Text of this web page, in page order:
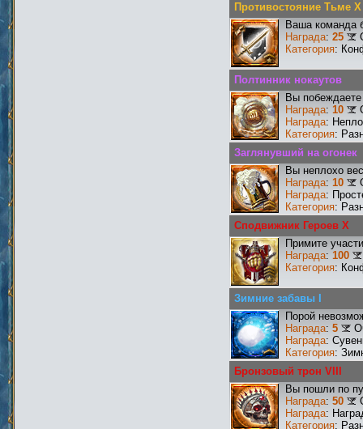
Противостояние Тьме X
Ваша команда
Награда: 25
Категория:
Полтинник нокаутов
Вы
Награда: 10
Награда:
Категория:
Заглянувший на огонек
Вы неплохо
Награда: 10
Награда:
Категория:
Сподвижник Героев X
Примите
Награда: 100
Категория:
Зимние забавы I
Порой
Награда: 5
Награда:
Категория:
Бронзовый трон VIII
Вы пошли по
Награда: 50
Награда:
Категория: